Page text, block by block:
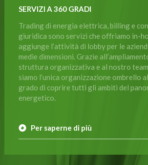
SERVIZI A 360 GRADI
Trading di energia elettrica, billing e
giuridica sono servizi che offriamo in-
aggiunge l’attività di lobby per le
medie dimensioni. Grazie
struttura organizzativa e al nostro
siamo l’unica organizzazione ombrello
grado di coprire tutti gli ambiti del
energetico.
Per saperne di più